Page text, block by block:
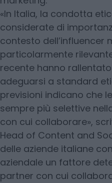
«In Italia, la condotta
considerate di
contesto dell’influencer
particolarmente
recente hanno
adeguarsi a standard
previsioni indicano che
sempre più selettive
con cui collaborare»,
Head of Content and
delle aziende italiane
aziendale un fattore
partner con cui